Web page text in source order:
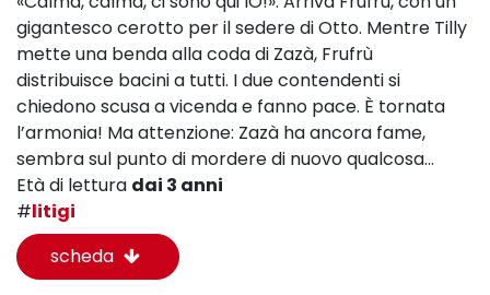
gigantesco cerotto per il sedere di Otto. Mentre Tilly
mette una benda alla coda di Zazà, Frufrù
distribuisce bacini a tutti. I due contendenti si
chiedono scusa a vicenda e fanno pace. È tornata
l’armonia! Ma attenzione: Zazà ha ancora fame,
sembra sul punto di mordere di nuovo qualcosa…
Età di lettura dai 3 anni
#litigi
scheda